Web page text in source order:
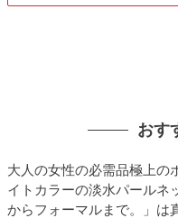
おす
大人の女性の必需品極上の
イトカラーの淡水パールネ
からフォーマルまで。」は